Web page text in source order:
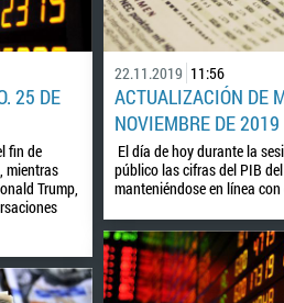
25 DE
fin de
mientras
Trump,
22.11.2019 11:56
ACTUALIZACIÓN DE
NOVIEMBRE DE 2019
El día de hoy durante la
público las cifras del PIB
manteniéndose en línea